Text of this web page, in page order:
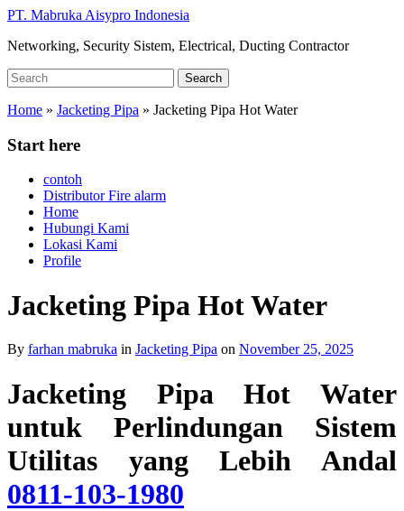
Skip
main
PT. Mabruka Aisypro Indonesia
Networking, Security Sistem, Electrical, Ducting Contractor
Search
for:
Search
Home » Jacketing Pipa » Jacketing Pipa Hot Water
Start here
contoh
Distributor Fire alarm
Home
Hubungi Kami
Lokasi Kami
Profile
Jacketing Pipa Hot Water
By farhan mabruka in Jacketing Pipa on November 25, 2025
Jacketing Pipa Hot Water
untuk Perlindungan Sistem
Utilitas yang Lebih Andal
0811-103-1980